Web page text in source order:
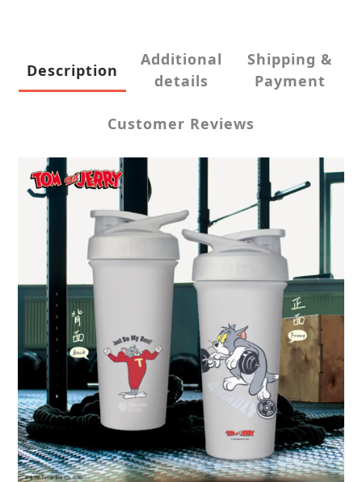
Description
Additional
details
Shipping &
Payment
Customer Reviews